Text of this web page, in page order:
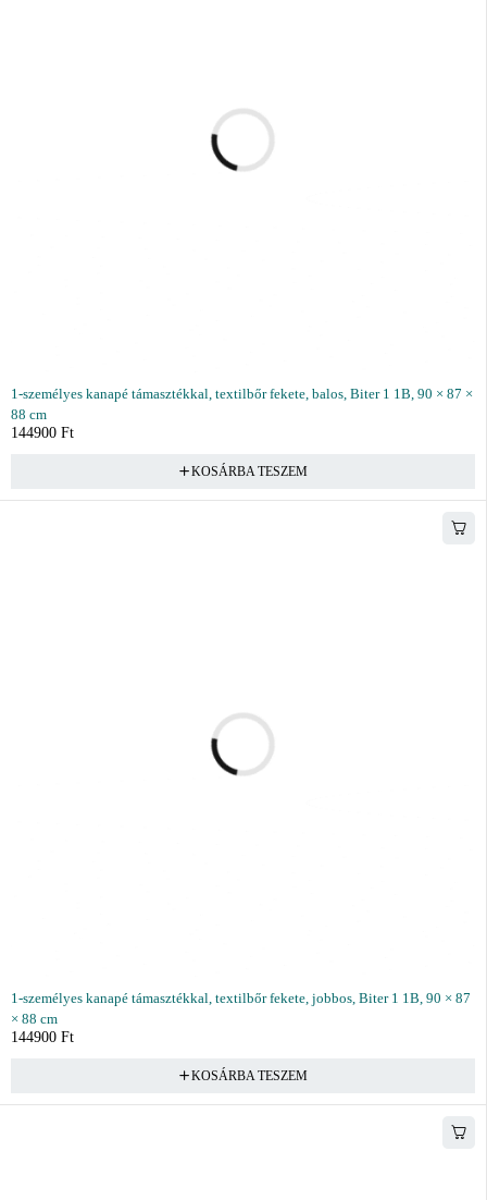
1-személyes kanapé támasztékkal, textilbőr fekete, balos, Biter 1 1B, 90 × 87 ×
88 cm
144900 Ft
KOSÁRBA TESZEM
1-személyes kanapé támasztékkal, textilbőr fekete, jobbos, Biter 1 1B, 90 × 87
× 88 cm
144900 Ft
KOSÁRBA TESZEM